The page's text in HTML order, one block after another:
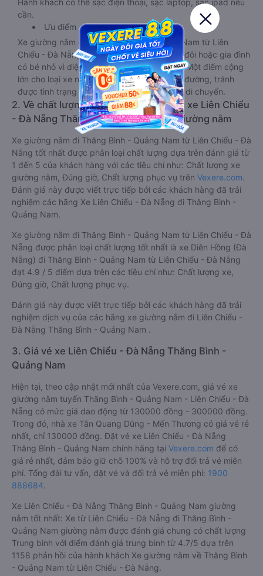
Hành khách có thể sạc điện thoại, sạc laptop, sạc ipad nếu
cần.
Ưu điểm
Xe giường nằm đôi đi Thăng Bình - Quảng Nam từ Liên
Chiểu - Đà Nẵng này phù hợp cho các cặp đôi hoặc gia đình
có bé nhỏ vì diện tích phòng rộng, riêng tư. Một điểm cộng
lớn cho loại xe này là không bắt khách dọc đường, tránh
được tình trạng bị nhồi nhét trong quá trình di chuyển.
2. Về chất lượng, review, đánh giá nhà xe Liên Chiểu
- Đà Nẵng Thăng Bình - Quảng Nam giường nằm
Xe giường nằm đi Thăng Bình - Quảng Nam từ Liên Chiểu - Đà
Nẵng tốt nhất được phân loại chất lượng dựa trên đánh giá từ
1 đến 5 của khách hàng với các tiêu chí như: Chất lượng xe
giường nằm, Đúng giờ, Chất lượng phục vụ trên Vexere.com.
Đánh giá này được viết trực tiếp bởi các khách hàng đã trải
nghiệm các hãng Xe Liên Chiểu - Đà Nẵng đi Thăng Bình -
Quảng Nam.
Xe giường nằm đi Thăng Bình - Quảng Nam từ Liên Chiểu - Đà
Nẵng được phân loại chất lượng tốt nhất là xe Diên Hồng (Đà
Nẵng) đi Thăng Bình - Quảng Nam từ Liên Chiểu - Đà Nẵng
đạt 4.9 / 5 điểm dựa trên các tiêu chí như: Chất lượng xe,
Đúng giờ, Chất lượng phục vụ.
Đánh giá này được viết trực tiếp bởi các khách hàng đã trải
nghiệm dịch vụ của các hãng xe giường nằm đi Liên Chiểu -
Đà Nẵng Thăng Bình - Quảng Nam .
3. Giá vé xe Liên Chiểu - Đà Nẵng Thăng Bình -
Quảng Nam
Hiện tại, theo cập nhật mới nhất của Vexere.com, giá vé xe
giường nằm tuyến Thăng Bình - Quảng Nam - Liên Chiểu - Đà
Nẵng có mức giá dao động từ 130000 đồng - 300000 đồng.
Trong đó, nhà xe Tân Quang Dũng - Mến Thương có giá vé rẻ
nhất, chỉ 130000 đồng. Đặt vé xe Liên Chiểu - Đà Nẵng
Thăng Bình - Quảng Nam chính hãng tại Vexere.com để có
giá rẻ nhất, đảm bảo giữ chỗ 100% và hỗ trợ đổi trả vé miễn
phí. Tổng đài tư vấn, đặt vé và đổi trả vé miễn phí: 1900
888684.
Xe Liên Chiểu - Đà Nẵng Thăng Bình - Quảng Nam giường
nằm tốt nhất: Xe từ Liên Chiểu - Đà Nẵng đi Thăng Bình -
Quảng Nam giường nằm được đánh giá chung có chất lượng
Trung bình với điểm đánh giá trung bình từ 4.7/5 dựa trên
1158 phản hồi của hành khách Xe giường nằm về Thăng Bình
- Quảng Nam từ Liên Chiểu - Đà Nẵng.